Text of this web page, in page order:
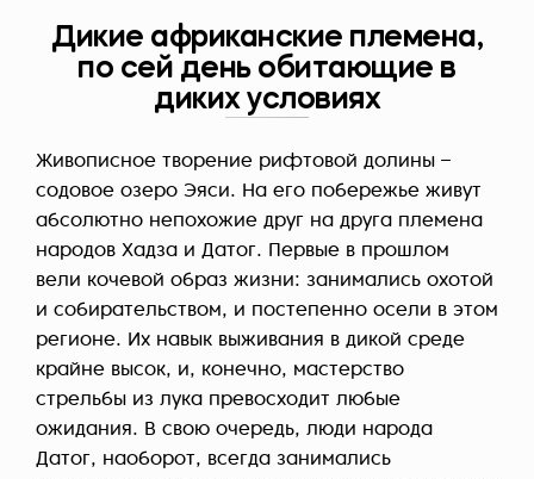
Дикие африканские племена,
по сей день обитающие в
диких условиях
Живописное творение рифтовой долины –
содовое озеро Эяси. На его побережье живут
абсолютно непохожие друг на друга племена
народов Хадза и Датог. Первые в прошлом
вели кочевой образ жизни: занимались охотой
и собирательством, и постепенно осели в этом
регионе. Их навык выживания в дикой среде
крайне высок, и, конечно, мастерство
стрельбы из лука превосходит любые
ожидания. В свою очередь, люди народа
Датог, наоборот, всегда занимались